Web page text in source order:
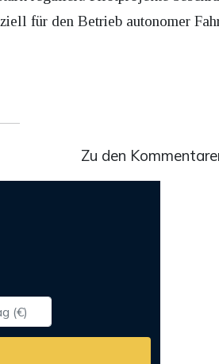
für den Betrieb autonomer
Zu den